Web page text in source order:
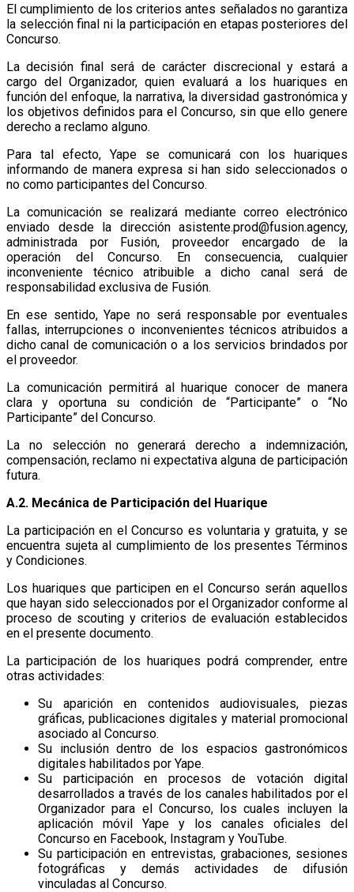
El cumplimiento de los criterios antes señalados no garantiza
la selección final ni la participación en etapas posteriores del
Concurso.
La decisión final será de carácter discrecional y estará a
cargo del Organizador, quien evaluará a los huariques en
función del enfoque, la narrativa, la diversidad gastronómica y
los objetivos definidos para el Concurso, sin que ello genere
derecho a reclamo alguno.
Para tal efecto, Yape se comunicará con los huariques
informando de manera expresa si han sido seleccionados o
no como participantes del Concurso.
La comunicación se realizará mediante correo electrónico
enviado desde la dirección asistente.prod@fusion.agency,
administrada por Fusión, proveedor encargado de la
operación del Concurso. En consecuencia, cualquier
inconveniente técnico atribuible a dicho canal será de
responsabilidad exclusiva de Fusión.
En ese sentido, Yape no será responsable por eventuales
fallas, interrupciones o inconvenientes técnicos atribuidos a
dicho canal de comunicación o a los servicios brindados por
el proveedor.
La comunicación permitirá al huarique conocer de manera
clara y oportuna su condición de “Participante” o “No
Participante” del Concurso.
La no selección no generará derecho a indemnización,
compensación, reclamo ni expectativa alguna de participación
futura.
A.2. Mecánica de Participación del Huarique
La participación en el Concurso es voluntaria y gratuita, y se
encuentra sujeta al cumplimiento de los presentes Términos
y Condiciones.
Los huariques que participen en el Concurso serán aquellos
que hayan sido seleccionados por el Organizador conforme al
proceso de scouting y criterios de evaluación establecidos
en el presente documento.
La participación de los huariques podrá comprender, entre
otras actividades:
Su aparición en contenidos audiovisuales, piezas
gráficas, publicaciones digitales y material promocional
asociado al Concurso.
Su inclusión dentro de los espacios gastronómicos
digitales habilitados por Yape.
Su participación en procesos de votación digital
desarrollados a través de los canales habilitados por el
Organizador para el Concurso, los cuales incluyen la
aplicación móvil Yape y los canales oficiales del
Concurso en Facebook, Instagram y YouTube.
Su participación en entrevistas, grabaciones, sesiones
fotográficas y demás actividades de difusión
vinculadas al Concurso.